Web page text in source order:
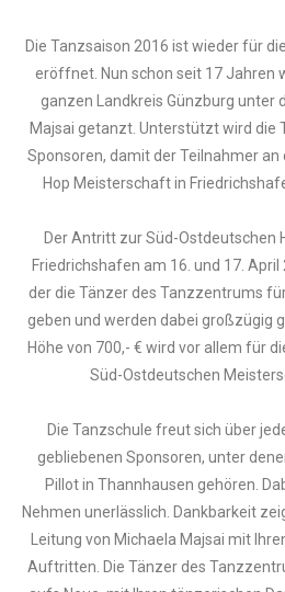
Die Tanzsaison 2016 ist wieder für
eröffnet. Nun schon seit 17 Jahren
ganzen Landkreis Günzburg unter
Majsai getanzt. Unterstützt wird die
Sponsoren, damit der Teilnahmer an
Hop Meisterschaft in
Der Antritt zur Süd-Ostdeutschen
Friedrichshafen am 16. und 17.
der die Tänzer des Tanzzentrums
geben und werden dabei großzügig
Höhe von 700,- € wird vor allem für
Süd-Ostdeutschen
Die Tanzschule freut sich über
gebliebenen Sponsoren, unter
Pillot in Thannhausen gehören.
Nehmen unerlässlich. Dankbarkeit
Leitung von Michaela Majsai mit
Auftritten. Die Tänzer des